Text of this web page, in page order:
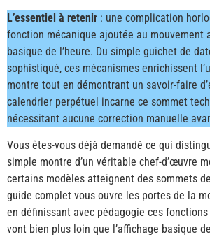
L’essentiel à retenir : une complication
fonction mécanique ajoutée au mouvement
basique de l’heure. Du simple guichet de
sophistiqué, ces mécanismes enrichissent
montre tout en démontrant un savoir-faire
calendrier perpétuel incarne ce sommet
nécessitant aucune correction manuelle
Vous êtes-vous déjà demandé ce qui
simple montre d’un véritable chef-d’œuvre
certains modèles atteignent des sommets
guide complet vous ouvre les portes de la
en définissant avec pédagogie ces
vont bien plus loin que l’affichage basique